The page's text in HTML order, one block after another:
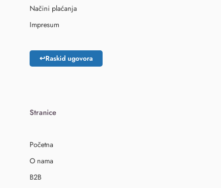
Načini plaćanja
Impresum
↩Raskid ugovora
Stranice
Početna
O nama
B2B